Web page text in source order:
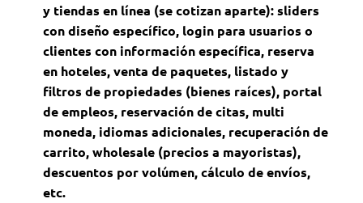
y tiendas en línea (se cotizan aparte): sliders
con diseño específico, login para usuarios o
clientes con información específica, reserva
en hoteles, venta de paquetes, listado y
filtros de propiedades (bienes raíces), portal
de empleos, reservación de citas, multi
moneda, idiomas adicionales, recuperación de
carrito, wholesale (precios a mayoristas),
descuentos por volúmen, cálculo de envíos,
etc.